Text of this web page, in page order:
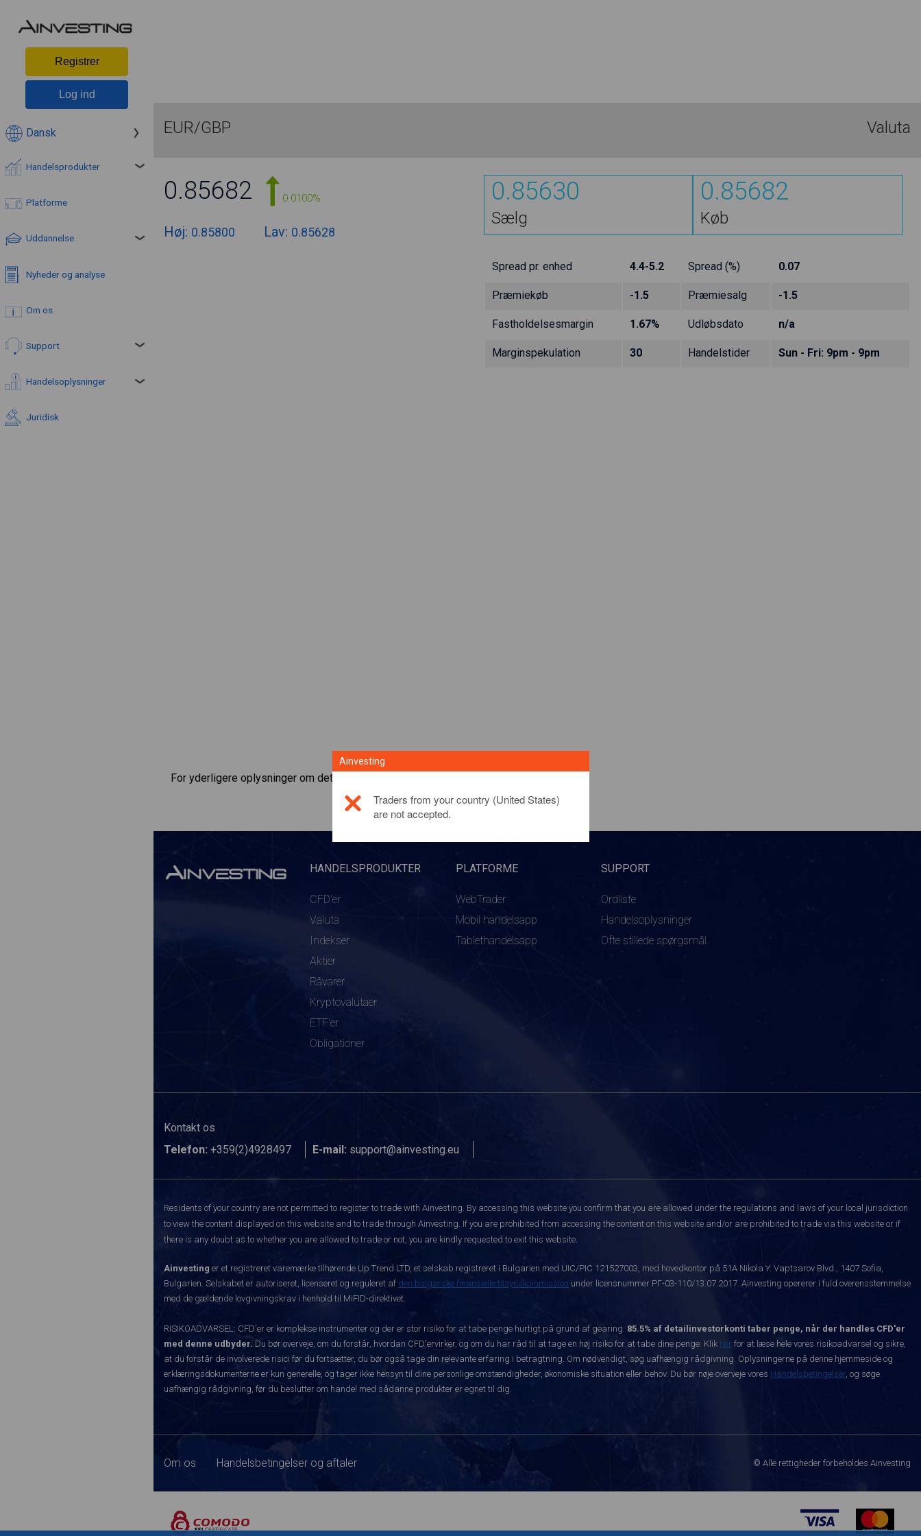
Registrer
Log ind
Dansk
Handelsprodukter
Platforme
Uddannelse
Nyheder og analyse
Om os
Support
Handelsoplysninger
Juridisk
EUR/GBP Valuta
0.85682 0.0100%
Høj: 0.85800 Lav: 0.85628
0.85630
Sælg
0.85682
Køb
Spread pr. enhed 4.4-5.2 Spread (%) 0.07
Præmiekøb -1.5 Præmiesalg -1.5
Fastholdelsesmargin 1.67% Udløbsdato n/a
Marginspekulation 30 Handelstider Sun - Fri: 9pm - 9pm
For yderligere oplysninger om dette investeringsprodukt, bedes du
HANDELSPRODUKTER
CFD'er
Valuta
Indekser
Aktier
Råvarer
Kryptovalutaer
ETF'er
Obligationer
PLATFORME
WebTrader
Mobil handelsapp
Tablethandelsapp
SUPPORT
Ordliste
Handelsoplysninger
Ofte stillede spørgsmål
Kontakt os
Telefon: +359(2)4928497 E-mail: support@ainvesting.eu
Residents of your country are not permitted to register to trade with Ainvesting. By accessing this website you confirm that you are allowed under the regulations and laws of your local jurisdiction
to view the content displayed on this website and to trade through Ainvesting. If you are prohibited from accessing the content on this website and/or are prohibited to trade via this website or if
there is any doubt as to whether you are allowed to trade or not, you are kindly requested to exit this website.
Ainvesting er et registreret varemærke tilhørende Up Trend LTD, et selskab registreret i Bulgarien med UIC/PIC 121527003, med hovedkontor på 51A Nikola Y. Vaptsarov Blvd., 1407 Sofia,
Bulgarien. Selskabet er autoriseret, licenseret og reguleret af den bulgarske finansielle tilsynskommission under licensnummer РГ-03-110/13.07.2017. Ainvesting opererer i fuld overensstemmelse
med de gældende lovgivningskrav i henhold til MiFID-direktivet.
RISIKOADVARSEL: CFD'er er komplekse instrumenter og der er stor risiko for at tabe penge hurtigt på grund af gearing. 85.5% af detailinvestorkonti taber penge, når der handles CFD'er
med denne udbyder. Du bør overveje, om du forstår, hvordan CFD'ervirker, og om du har råd til at tage en høj risiko for at tabe dine penge. Klik her for at læse hele vores risikoadvarsel og sikre,
at du forstår de involverede risici før du fortsætter, du bør også tage din relevante erfaring i betragtning. Om nødvendigt, søg uafhængig rådgivning. Oplysningerne på denne hjemmeside og
erklæringsdokumenterne er kun generelle, og tager ikke hensyn til dine personlige omstændigheder, økonomiske situation eller behov. Du bør nøje overveje vores Handelsbetingelser, og søge
uafhængig rådgivning, før du beslutter om handel med sådanne produkter er egnet til dig.
Om os Handelsbetingelser og aftaler © Alle rettigheder forbeholdes Ainvesting
Ainvesting
Traders from your country (United States)
are not accepted.